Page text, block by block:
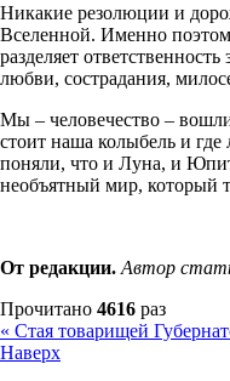
Никакие резолюции и
Вселенной. Именно
разделяет
любви, сострадания,
Мы – человечество –
стоит наша колыбель и
поняли, что и Луна, и
необъятный мир, который
От редакции. Автор
Прочитано 4616 раз
« Стая товарищей
Наверх